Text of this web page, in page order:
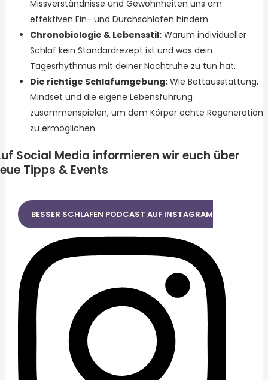
Missverständnisse und Gewohnheiten uns am
effektiven Ein- und Durchschlafen hindern.
Chronobiologie & Lebensstil:Warum individueller
Schlaf kein Standardrezept ist und was dein
Tagesrhythmus mit deiner Nachtruhe zu tun hat.
Die richtige Schlafumgebung:Wie Bettausstattung,
Mindset und die eigene Lebensführung
zusammenspielen, um dem Körper echte Regeneration
zu ermöglichen.
Social Media informieren wir euch über
Tipps & Events
BESSER SCHLAFEN PODCAST AUF INSTAGRAM